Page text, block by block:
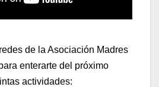
de la Asociación Madres
enterarte del próximo
actividades: